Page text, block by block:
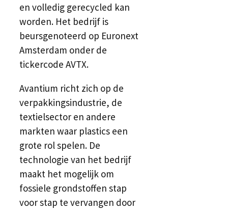
en volledig gerecycled kan
worden. Het bedrijf is
beursgenoteerd op Euronext
Amsterdam onder de
tickercode AVTX.
Avantium richt zich op de
verpakkingsindustrie, de
textielsector en andere
markten waar plastics een
grote rol spelen. De
technologie van het bedrijf
maakt het mogelijk om
fossiele grondstoffen stap
voor stap te vervangen door